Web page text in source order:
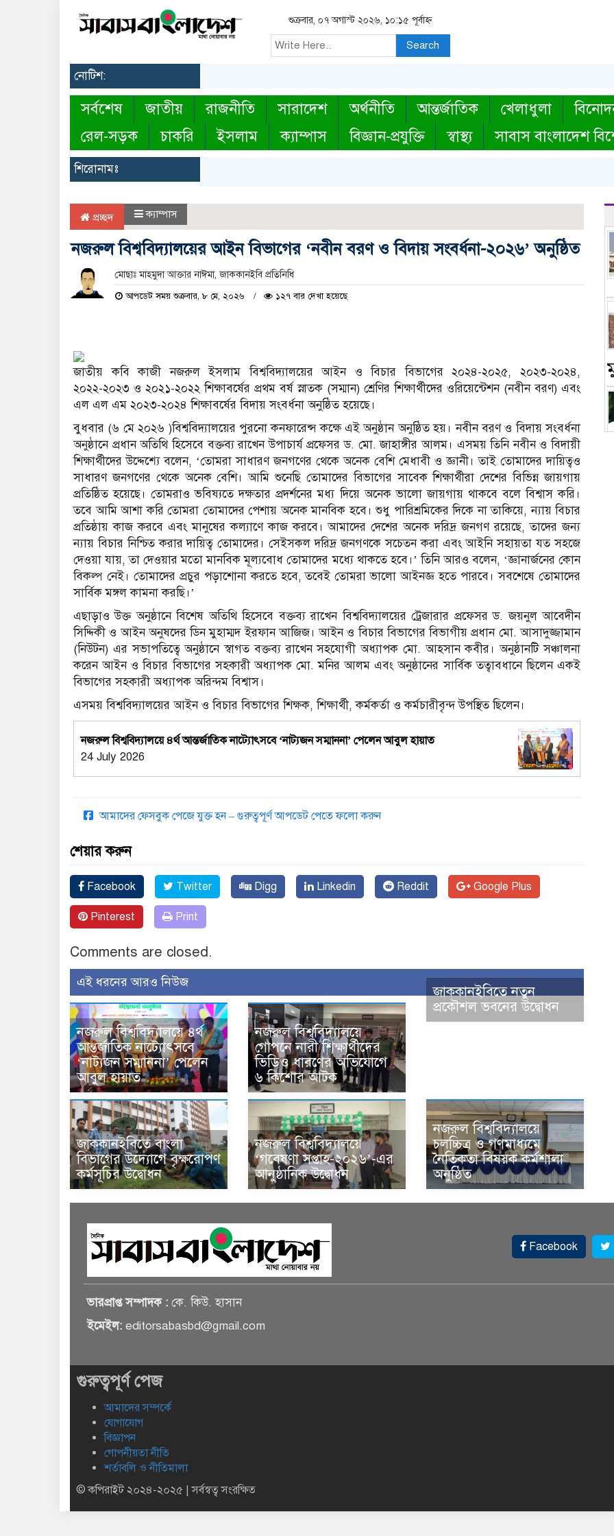
শুক্রবার, ০৭ অগাস্ট ২০২৬, ১০:১৫ পূর্বাহ্ন
Search
নোটিশ:
সর্বশেষ জাতীয় রাজনীতি সারাদেশ অর্থনীতি আন্তর্জাতিক খেলাধুলা
রেল-সড়ক
চাকরি ইসলাম ক্যাম্পাস বিজ্ঞান-প্রযুক্তি স্বাস্থ্য সাবাস বাংলাদেশ
শিরোনামঃ
প্রচ্ছদ ক্যাম্পাস
নজরুল বিশ্ববিদ্যালয়ের আইন বিভাগের ‘নবীন বরণ ও বিদায় সংবর্ধনা-২০২৬’ অনুষ্ঠিত
মোছাঃ মাহমুদা আক্তার নাঈমা, জাককানইবি প্রতিনিধি
আপডেট সময় শুক্রবার, ৮ মে, ২০২৬ ১২৭ বার দেখা হয়েছে
জাতীয় কবি কাজী নজরুল ইসলাম বিশ্ববিদ্যালয়ের আইন ও বিচার বিভাগের ২০২৪-২০২৫, ২০২৩-২০২৪,
২০২২-২০২৩ ও ২০২১-২০২২ শিক্ষাবর্ষের প্রথম বর্ষ স্নাতক (সম্মান) শ্রেণির শিক্ষার্থীদের ওরিয়েন্টেশন (নবীন বরণ) এবং
এল এল এম ২০২৩-২০২৪ শিক্ষাবর্ষের বিদায় সংবর্ধনা অনুষ্ঠিত হয়েছে।
বুধবার (৬ মে ২০২৬ )বিশ্ববিদ্যালয়ের পুরনো কনফারেন্স কক্ষে এই অনুষ্ঠান অনুষ্ঠিত হয়। নবীন বরণ ও বিদায় সংবর্ধনা
অনুষ্ঠানে প্রধান অতিথি হিসেবে বক্তব্য রাখেন উপাচার্য প্রফেসর ড. মো. জাহাঙ্গীর আলম। এসময় তিনি নবীন ও বিদায়ী
শিক্ষার্থীদের উদ্দেশ্যে বলেন, ‘তোমরা সাধারণ জনগণের থেকে অনেক বেশি মেধাবী ও জ্ঞানী। তাই তোমাদের দায়িত্বও
সাধারণ জনগণের থেকে অনেক বেশি। আমি শুনেছি তোমাদের বিভাগের সাবেক শিক্ষার্থীরা দেশের বিভিন্ন জায়গায়
প্রতিষ্ঠিত হয়েছে। তোমরাও ভবিষ্যতে দক্ষতার প্রদর্শনের মধ্য দিয়ে অনেক ভালো জায়গায় থাকবে বলে বিশ্বাস করি।
তবে আমি আশা করি তোমরা তোমাদের পেশায় অনেক মানবিক হবে। শুধু পারিশ্রমিকের দিকে না তাকিয়ে, ন্যায় বিচার
প্রতিষ্ঠায় কাজ করবে এবং মানুষের কল্যাণে কাজ করবে। আমাদের দেশের অনেক দরিদ্র জনগণ রয়েছে, তাদের জন্য
ন্যায় বিচার নিশ্চিত করার দায়িত্ব তোমাদের। সেইসকল দরিদ্র জনগণকে সচেতন করা এবং আইনি সহায়তা যত সহজে
দেওয়া যায়, তা দেওয়ার মতো মানবিক মূল্যবোধ তোমাদের মধ্যে থাকতে হবে।’ তিনি আরও বলেন, ‘জ্ঞানার্জনের কোন
বিকল্প নেই। তোমাদের প্রচুর পড়াশোনা করতে হবে, তবেই তোমরা ভালো আইনজ্ঞ হতে পারবে। সবশেষে তোমাদের
সার্বিক মঙ্গল কামনা করছি।’
এছাড়াও উক্ত অনুষ্ঠানে বিশেষ অতিথি হিসেবে বক্তব্য রাখেন বিশ্ববিদ্যালয়ের ট্রেজারার প্রফেসর ড. জয়নুল আবেদীন
সিদ্দিকী ও আইন অনুষদের ডিন মুহাম্মদ ইরফান আজিজ। আইন ও বিচার বিভাগের বিভাগীয় প্রধান মো. আসাদুজ্জামান
(নিউটন) এর সভাপতিত্বে অনুষ্ঠানে স্বাগত বক্তব্য রাখেন সহযোগী অধ্যাপক মো. আহসান কবীর। অনুষ্ঠানটি সঞ্চালনা
করেন আইন ও বিচার বিভাগের সহকারী অধ্যাপক মো. মনির আলম এবং অনুষ্ঠানের সার্বিক তত্বাবধানে ছিলেন একই
বিভাগের সহকারী অধ্যাপক অরিন্দম বিশ্বাস।
এসময় বিশ্ববিদ্যালয়ের আইন ও বিচার বিভাগের শিক্ষক, শিক্ষার্থী, কর্মকর্তা ও কর্মচারীবৃন্দ উপস্থিত ছিলেন।
নজরুল বিশ্ববিদ্যালয়ে ৪র্থ আন্তর্জাতিক নাট্যোৎসবে ‘নাট্যজন সম্মাননা’ পেলেন আবুল হায়াত
24 July 2026
আমাদের ফেসবুক পেজে যুক্ত হন – গুরুত্বপূর্ণ আপডেট পেতে ফলো করুন
শেয়ার করুন
Facebook Twitter Digg Linkedin Reddit Google Plus
Pinterest Print
Comments are closed.
এই ধরনের আরও নিউজ
নজরুল বিশ্ববিদ্যালয়ে ৪র্থ
আন্তর্জাতিক নাট্যোৎসবে
‘নাট্যজন সম্মাননা’ পেলেন
আবুল হায়াত
নজরুল বিশ্ববিদ্যালয়ে
গোপনে নারী শিক্ষার্থীদের
ভিডিও ধারণের অভিযোগে
৬ কিশোর আটক
জাককানইবিতে নতুন
প্রকৌশল ভবনের উদ্বোধন
জাককানইবিতে বাংলা
বিভাগের উদ্যোগে বৃক্ষরোপণ
কর্মসূচির উদ্বোধন
নজরুল বিশ্ববিদ্যালয়ে
‘গবেষণা সপ্তাহ-২০২৬’-এর
আনুষ্ঠানিক উদ্বোধন
নজরুল বিশ্ববিদ্যালয়ে
চলচ্চিত্র ও গণমাধ্যমে
নৈতিকতা বিষয়ক কর্মশালা
অনুষ্ঠিত
Facebook
ভারপ্রাপ্ত সম্পাদক : কে. কিউ. হাসান
ইমেইল: editorsabasbd@gmail.com
গুরুত্বপূর্ণ পেজ
আমাদের সম্পর্কে
যোগাযোগ
বিজ্ঞাপন
গোপনীয়তা নীতি
শর্তাবলি ও নীতিমালা
© কপিরাইট ২০২৪-২০২৫ | সর্বস্বত্ব সংরক্ষিত